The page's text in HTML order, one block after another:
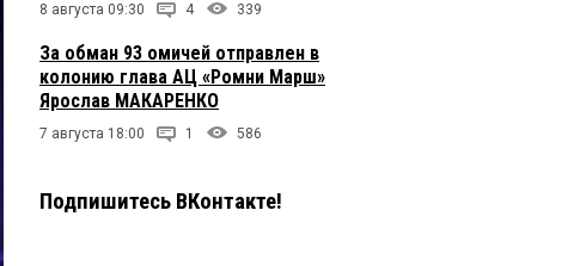
8 августа 09:30 4 339
За обман 93 омичей отправлен в
колонию глава АЦ «Ромни Марш»
Ярослав МАКАРЕНКО
7 августа 18:00 1 586
Подпишитесь ВКонтакте!